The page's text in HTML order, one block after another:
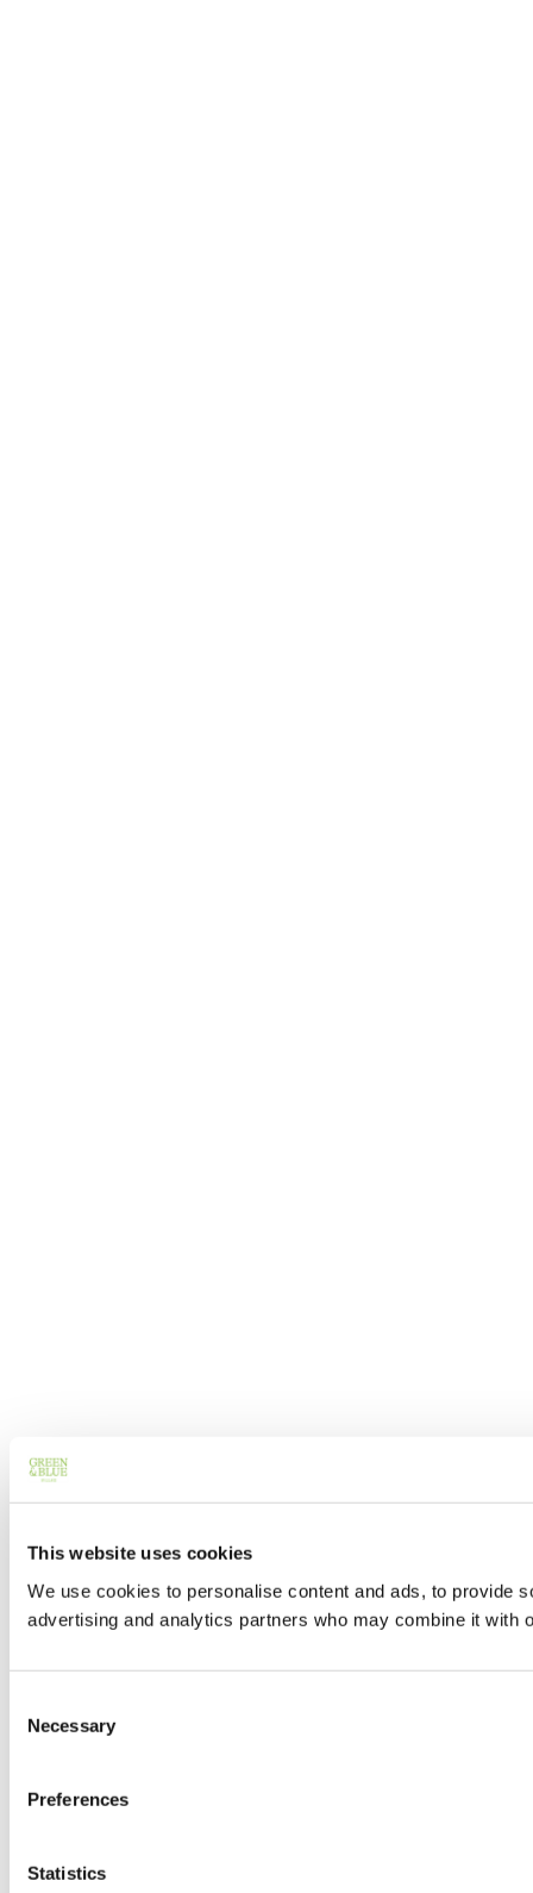
This website uses cookies
We use cookies to personalise content and ads, to provide
advertising and analytics partners who may combine it with
Selection
Necessary
Preferences
Statistics